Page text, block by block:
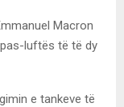
Macron
luftës të të dy
e tankeve të